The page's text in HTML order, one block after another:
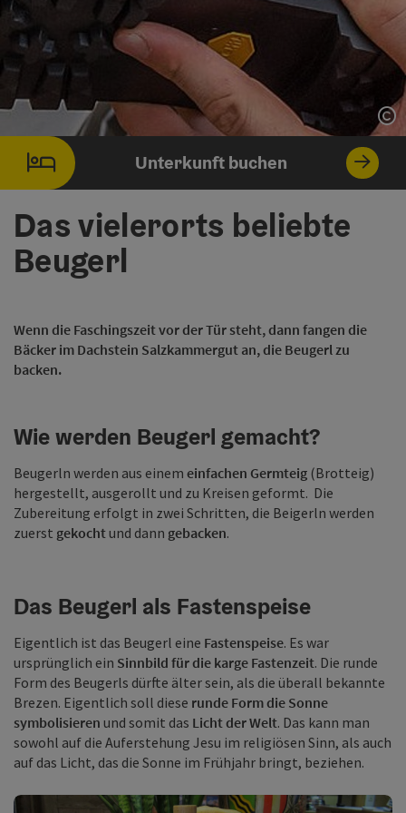
Unterkunft buchen
Das vielerorts beliebte
Beugerl
Wenn die Faschingszeit vor der Tür steht, dann fangen die
Bäcker im Dachstein Salzkammergut an, die Beugerl zu
backen.
Wie werden Beugerl gemacht?
Beugerln werden aus einem einfachen Germteig (Brotteig)
hergestellt, ausgerollt und zu Kreisen geformt. Die
Zubereitung erfolgt in zwei Schritten, die Beigerln werden
zuerst gekochtund dann gebacken.
Das Beugerl als Fastenspeise
Eigentlich ist das Beugerl eine Fastenspeise. Es war
ursprünglich ein Sinnbild für die karge Fastenzeit. Die runde
Form des Beugerls dürfte älter sein, als die überall bekannte
Brezen. Eigentlich soll diese runde Form die Sonne
symbolisieren und somit das Licht der Welt. Das kann man
sowohl auf die Auferstehung Jesu im religiösen Sinn, als auch
auf das Licht, das die Sonne im Frühjahr bringt, beziehen.